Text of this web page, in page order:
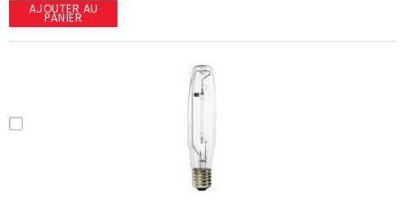
AJOUTER AU
PANIER